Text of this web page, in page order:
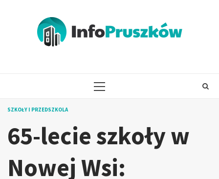
PRIMARY
SZKOŁY I PRZEDSZKOLA
65-lecie szkoły w
Nowej Wsi: